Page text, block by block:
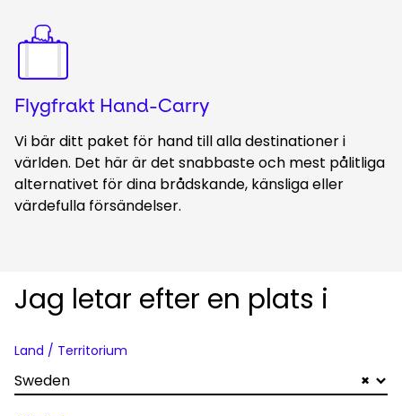
Keepeek
Flygfrakt Hand-Carry
Vi bär ditt paket för hand till alla destinationer i
världen. Det här är det snabbaste och mest pålitliga
alternativet för dina brådskande, känsliga eller
värdefulla försändelser.
Jag letar efter en plats i
Land / Territorium
×
Sweden